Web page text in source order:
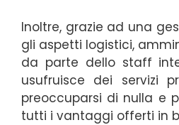
Inoltre, grazie ad una
gli aspetti logistici,
da parte dello staff
usufruisce dei servizi
preoccuparsi di nulla e
tutti i vantaggi offerti in